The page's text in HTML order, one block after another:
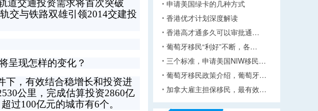
交通投资需求将首次突破
交与铁路双雄引领2014交建投
呈现怎样的变化？
下，有效结合稳增长和投资进
公里，完成估算投资2860亿
过100亿元的城市有6个。
申请美国绿卡的几种方式
香港优才计划深度解读
香港高才通多久可以审批通…
葡萄牙移民“利好”不断，各…
三个标准，申请美国NIW移民…
葡萄牙移民政策介绍，葡萄牙…
加拿大雇主担保移民，最有效…